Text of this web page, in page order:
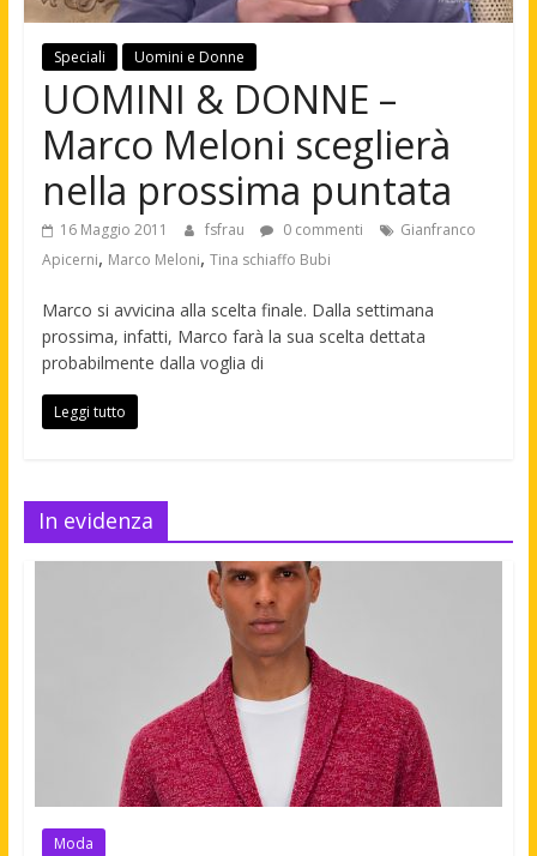
Speciali Uomini e Donne
UOMINI & DONNE –
Marco Meloni sceglierà
nella prossima puntata
16 Maggio 2011 fsfrau 0 commenti
Gianfranco
Apicerni, Marco Meloni, Tina schiaffo Bubi
Marco si avvicina alla scelta finale. Dalla settimana
prossima, infatti, Marco farà la sua scelta dettata
probabilmente dalla voglia di
Leggi tutto
In evidenza
Moda